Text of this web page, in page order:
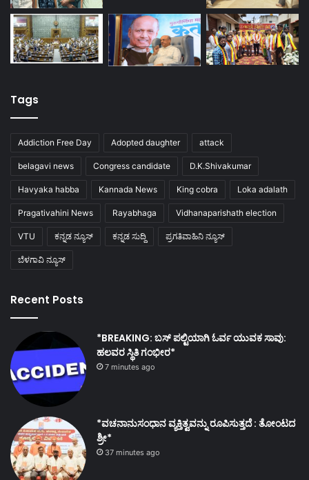
Tags
Addiction Free Day Adopted daughter attack
belagavi news Congress candidate D.K.Shivakumar
Havyaka habba Kannada News King cobra Loka adalath
Pragativahini News Rayabhaga Vidhanaparishath election
VTU ಕನ್ನಡ ನ್ಯೂಸ್ ಕನ್ನಡ ಸುದ್ದಿ ಪ್ರಗತಿವಾಹಿನಿ ನ್ಯೂಸ್
ಬೆಳಗಾವಿ ನ್ಯೂಸ್
Recent Posts
*BREAKING: ಬಸ್ ಪಲ್ಟಿಯಾಗಿ ಓರ್ವ ಯುವಕ ಸಾವು:
ಹಲವರ ಸ್ಥಿತಿ ಗಂಭೀರ*
7 minutes ago
*ವಚನಾನುಸಂಧಾನ ವ್ಯಕ್ತಿತ್ವವನ್ನು ರೂಪಿಸುತ್ತದೆ : ತೋಂಟದ
ಶ್ರೀ*
37 minutes ago